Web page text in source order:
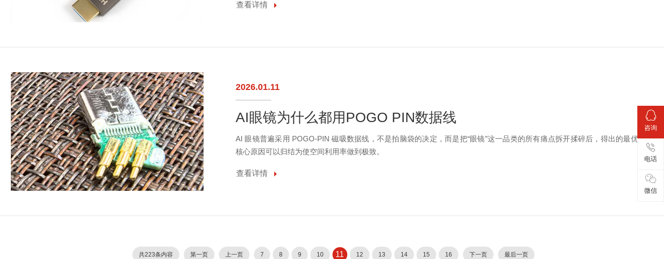
查看详情
2026.01.11
AI眼镜为什么都用POGO PIN数据线
AI 眼镜普遍采用 POGO-PIN 磁吸数据线，不是拍脑袋的决定，而是把“眼镜”这一品类的所有痛点拆开揉碎后，得出的最优解。
核心原因可以归结为使空间利用率做到极致。
查看详情
共223条内容 第一页 上一页 7 8 9 10 11 12 13 14 15 16 下一页 最后一页
咨询
电话
微信